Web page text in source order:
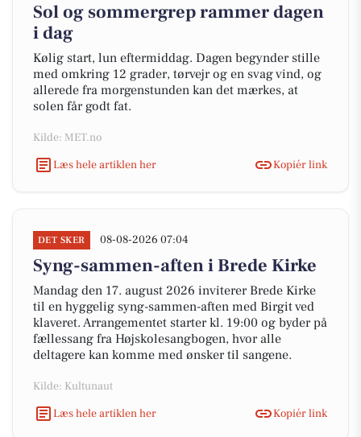
Sol og sommergrep rammer dagen
i dag
Kølig start, lun eftermiddag. Dagen begynder stille
med omkring 12 grader, tørvejr og en svag vind, og
allerede fra morgenstunden kan det mærkes, at
solen får godt fat.
Kilde: MET.no
Læs hele artiklen her
Kopiér link
DET SKER 08-08-2026 07:04
Syng-sammen-aften i Brede Kirke
Mandag den 17. august 2026 inviterer Brede Kirke
til en hyggelig syng-sammen-aften med Birgit ved
klaveret. Arrangementet starter kl. 19:00 og byder på
fællessang fra Højskolesangbogen, hvor alle
deltagere kan komme med ønsker til sangene.
Kilde: Kultunaut
Læs hele artiklen her
Kopiér link